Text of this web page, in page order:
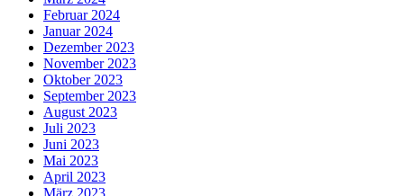
Februar 2024
Januar 2024
Dezember 2023
November 2023
Oktober 2023
September 2023
August 2023
Juli 2023
Juni 2023
Mai 2023
April 2023
März 2023